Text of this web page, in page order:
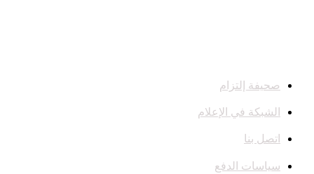
صحيفة إلتزام
الشبكة في الإعلام
اتصل بنا
سياسات الدفع